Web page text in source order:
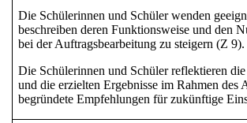
Die Schülerinnen und Schüler wenden
beschreiben derenFunktionsweise und den
bei der Auftragsbearbeitung zu steigern (Z 9).
Die Schülerinnen und Schüler reflektieren
und die erzielten Ergebnisse im Rahmen des
begründeteEmpfehlungen für zukünftige